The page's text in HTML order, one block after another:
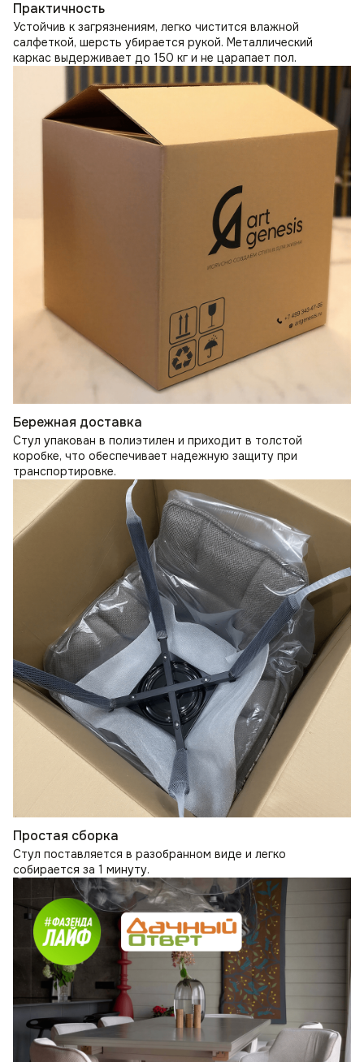
Практичность
Устойчив к загрязнениям, легко чистится влажной
салфеткой, шерсть убирается рукой. Металлический
каркас выдерживает до 150 кг и не царапает пол.
Бережная доставка
Стул упакован в полиэтилен и приходит в толстой
коробке, что обеспечивает надежную защиту при
транспортировке.
Простая сборка
Стул поставляется в разобранном виде и легко
собирается за 1 минуту.